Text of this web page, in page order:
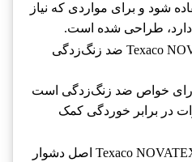
شود و برای مواردی که نیاز
دارد، طراحی شده است.
آیا Texaco NOVATEX EP 2‎ ضد زنگ‌زدگی
خواص ضد زنگ‌زدگی است
در برابر خوردگی کمک
آیا یافتن Texaco NOVATEX EP 2‎ اصل دشوار